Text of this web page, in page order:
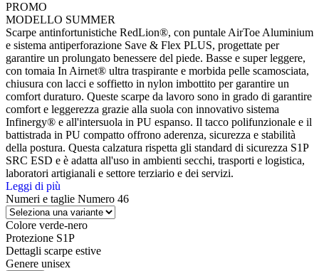
PROMO
MODELLO SUMMER
Scarpe antinfortunistiche RedLion®, con puntale AirToe Aluminium
e sistema antiperforazione Save & Flex PLUS, progettate per
garantire un prolungato benessere del piede. Basse e super leggere,
con tomaia In Airnet® ultra traspirante e morbida pelle scamosciata,
chiusura con lacci e soffietto in nylon imbottito per garantire un
comfort duraturo. Queste scarpe da lavoro sono in grado di garantire
comfort e leggerezza grazie alla suola con innovativo sistema
Infinergy® e all'intersuola in PU espanso. Il tacco polifunzionale e il
battistrada in PU compatto offrono aderenza, sicurezza e stabilità
della postura. Questa calzatura rispetta gli standard di sicurezza S1P
SRC ESD e è adatta all'uso in ambienti secchi, trasporti e logistica,
laboratori artigianali e settore terziario e dei servizi.
Leggi di più
Numeri e taglie Numero 46
Colore verde-nero
Protezione S1P
Dettagli scarpe estive
Genere unisex